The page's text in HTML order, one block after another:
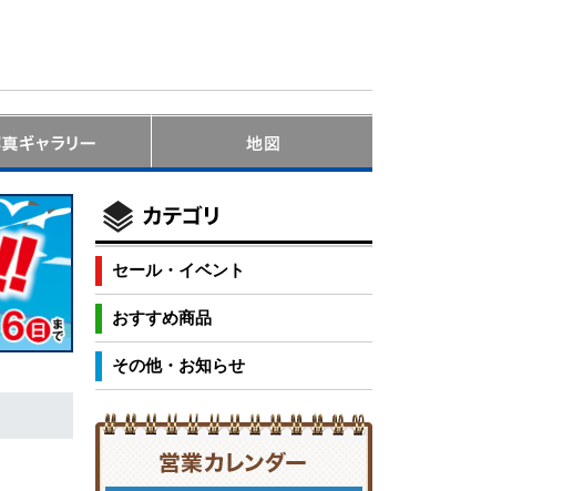
セール・イベント
おすすめ商品
その他・お知らせ